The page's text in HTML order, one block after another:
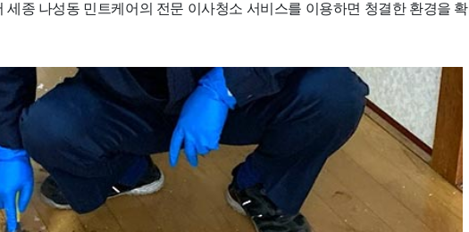
세종 나성동 민트케어의 전문 이사청소 서비스를 이용하면 청결한 환경을 확